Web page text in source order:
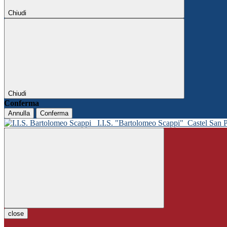
Chiudi
Chiudi
Conferma
Annulla Conferma
I.I.S. "Bartolomeo Scappi" Castel San
close